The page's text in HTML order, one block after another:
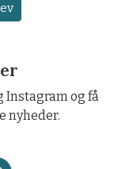
Instagram og få
nyheder.